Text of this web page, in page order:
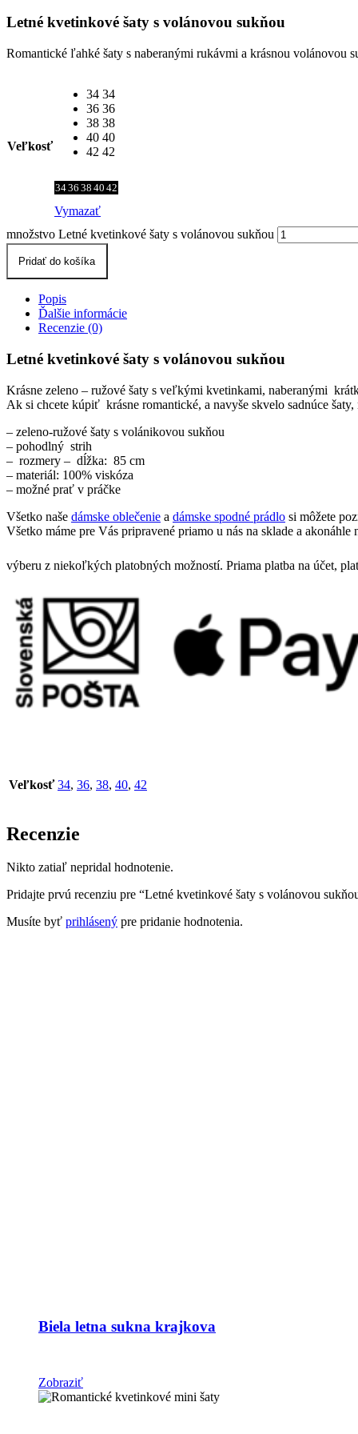
Letné kvetinkové šaty s volánovou sukňou
Romantické ľahké šaty s naberanými rukávmi a krásnou volánovou
Veľkosť
34 34
36 36
38 38
40 40
42 42
3436 38 40 42
Vymazať
množstvo Letné kvetinkové šaty s volánovou sukňou
Pridať do košíka
Popis
Ďalšie informácie
Recenzie (0)
Letné kvetinkové šaty s volánovou sukňou
Krásne zeleno – ružové šaty s veľkými kvetinkami, naberanými
Ak si chcete kúpiť krásne romantické, a navyše skvelo sadnúce šaty,
– zeleno-ružové šaty s volánikovou sukňou
– pohodlný strih
– rozmery – dĺžka: 85 cm
– materiál: 100% viskóza
– možné prať v práčke
Všetko naše dámske oblečenie a dámske spodné prádlo si môžete
Všetko máme pre Vás pripravené priamo u nás na sklade a
výberu z niekoľkých platobných možností. Priama platba na účet,
Veľkosť 34, 36, 38, 40, 42
Recenzie
Nikto zatiaľ nepridal hodnotenie.
Pridajte prvú recenziu pre “Letné kvetinkové šaty s volánovou
Musíte byť prihlásený pre pridanie hodnotenia.
Biela letna sukna krajkova
Zobraziť